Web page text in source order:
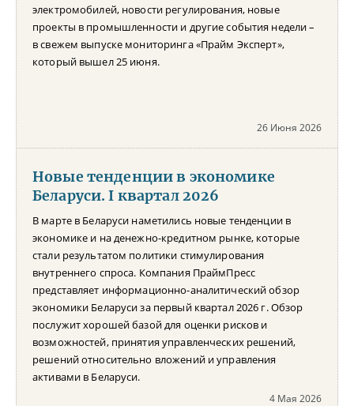
электромобилей, новости регулирования, новые
проекты в промышленности и другие события недели –
в свежем выпуске мониторинга «Прайм Эксперт»,
который вышел 25 июня.
26 Июня 2026
Новые тенденции в экономике
Беларуси. I квартал 2026
В марте в Беларуси наметились новые тенденции в
экономике и на денежно-кредитном рынке, которые
стали результатом политики стимулирования
внутреннего спроса. Компания ПраймПресс
представляет информационно-аналитический обзор
экономики Беларуси за первый квартал 2026 г. Обзор
послужит хорошей базой для оценки рисков и
возможностей, принятия управленческих решений,
решений относительно вложений и управления
активами в Беларуси.
4 Мая 2026